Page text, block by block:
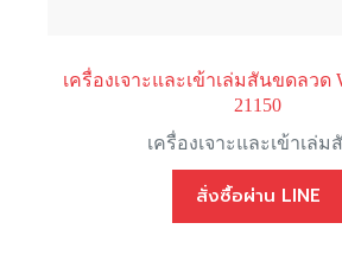
เครื่องเจาะและเข้าเล่มสันขดลวด
21150
เครื่องเจาะและเข้าเล่
สั่งซื้อผ่าน LINE